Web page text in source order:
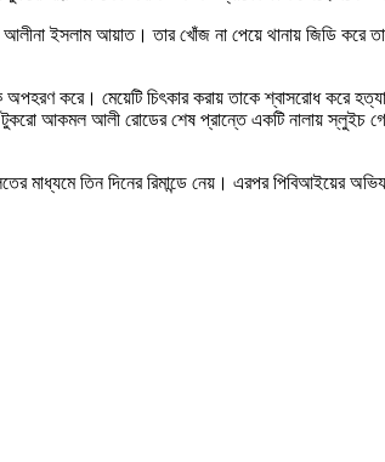
আলীনা ইসলাম আয়াত। তার খোঁজ না পেয়ে থানায় জিডি
অপহরণ করে। মেয়েটি চিৎকার করায় তাকে শ্বাসরোধ
টুকরো আকমল আলী রোডের শেষ প্রান্তে একটি নালায়
তিন দিনের রিমান্ডে নেয়। এরপর পিবিআইয়ের